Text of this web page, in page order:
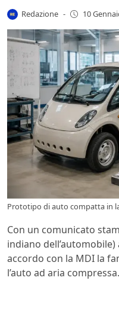
Redazione - 10
Prototipo di auto compatta in
Con un comunicato
indiano
accordo con la MDI la
l’auto ad aria compressa.